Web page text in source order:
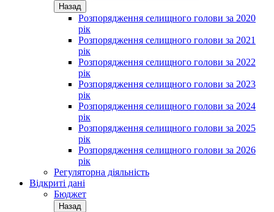
Назад
Розпорядження селищного голови за 2020
рік
Розпорядження селищного голови за 2021
рік
Розпорядження селищного голови за 2022
рік
Розпорядження селищного голови за 2023
рік
Розпорядження селищного голови за 2024
рік
Розпорядження селищного голови за 2025
рік
Розпорядження селищного голови за 2026
рік
Регуляторна діяльність
Відкриті дані
Бюджет
Назад